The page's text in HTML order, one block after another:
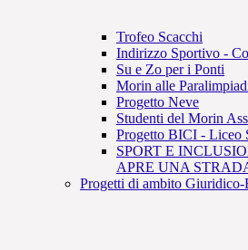
Trofeo Scacchi
Indirizzo Sportivo -
Su e Zo per i Ponti
Morin alle
Progetto Neve
Studenti del Morin
Progetto BICI - Liceo
SPORT E
APRE UNA
Progetti di ambito Giuridico-